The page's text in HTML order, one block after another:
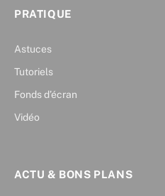
PRATIQUE
Astuces
Tutoriels
Fonds d’écran
Vidéo
ACTU & BONS PLANS